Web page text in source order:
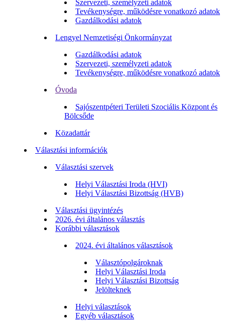
Szervezeti, személyzeti adatok
Tevékenységre, működésre vonatkozó adatok
Gazdálkodási adatok
Lengyel Nemzetiségi Önkormányzat
Gazdálkodási adatok
Szervezeti, személyzeti adatok
Tevékenységre, működésre vonatkozó adatok
Óvoda
Sajószentpéteri Területi Szociális Központ és
Bölcsőde
Közadattár
Választási információk
Választási szervek
Helyi Választási Iroda (HVI)
Helyi Választási Bizottság (HVB)
Választási ügyintézés
2026. évi általános választás
Korábbi választások
2024. évi általános választások
Választópolgároknak
Helyi Választási Iroda
Helyi Választási Bizottság
Jelölteknek
Helyi választások
Egyéb választások